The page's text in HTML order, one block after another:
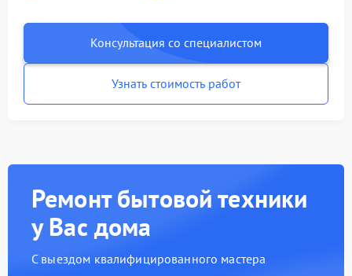
Консультация со специалистом
Узнать стоимость работ
Ремонт бытовой техники
у Вас дома
С выездом квалифицированного мастера